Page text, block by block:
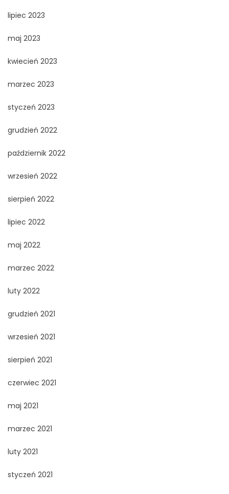
lipiec 2023
maj 2023
kwiecień 2023
marzec 2023
styczeń 2023
grudzień 2022
październik 2022
wrzesień 2022
sierpień 2022
lipiec 2022
maj 2022
marzec 2022
luty 2022
grudzień 2021
wrzesień 2021
sierpień 2021
czerwiec 2021
maj 2021
marzec 2021
luty 2021
styczeń 2021